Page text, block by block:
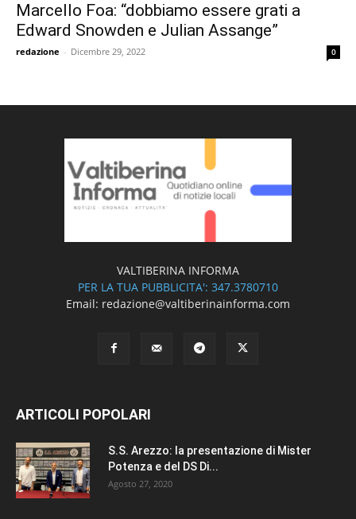
Marcello Foa: “dobbiamo essere grati a
Edward Snowden e Julian Assange”
redazione - Dicembre 29, 2022 0
VALTIBERINA INFORMA
PER LA TUA PUBBLICITA': 347.3780710
Email: redazione@valtiberinainforma.com
ARTICOLI POPOLARI
S.S. Arezzo: la presentazione di Mister
Potenza e del DS Di...
Agosto 27, 2020